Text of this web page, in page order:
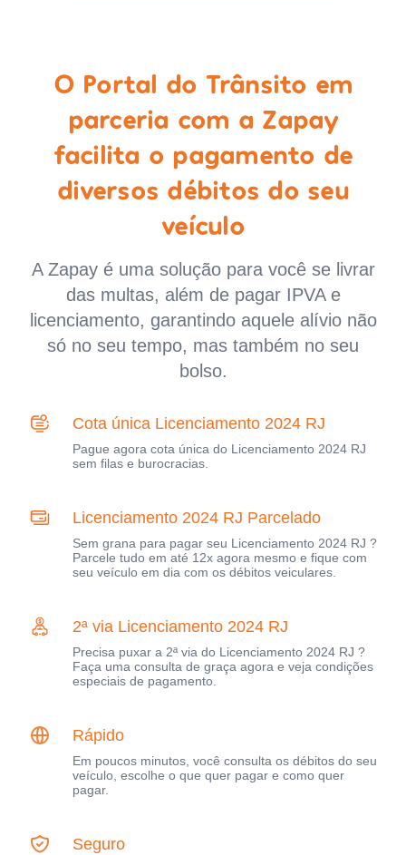
O Portal do Trânsito em
parceria com a Zapay
facilita o pagamento de
diversos débitos do seu
veículo
A Zapay é uma solução para você se livrar
das multas, além de pagar IPVA e
licenciamento, garantindo aquele alívio não
só no seu tempo, mas também no seu
bolso.
Cota única Licenciamento 2024 RJ
Pague agora cota única do Licenciamento 2024 RJ
sem filas e burocracias.
Licenciamento 2024 RJ Parcelado
Sem grana para pagar seu Licenciamento 2024 RJ ?
Parcele tudo em até 12x agora mesmo e fique com
seu veículo em dia com os débitos veiculares.
2ª via Licenciamento 2024 RJ
Precisa puxar a 2ª via do Licenciamento 2024 RJ ?
Faça uma consulta de graça agora e veja condições
especiais de pagamento.
Rápido
Em poucos minutos, você consulta os débitos do seu
veículo, escolhe o que quer pagar e como quer
pagar.
Seguro